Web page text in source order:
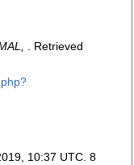
. Retrieved
10:37 UTC. 8